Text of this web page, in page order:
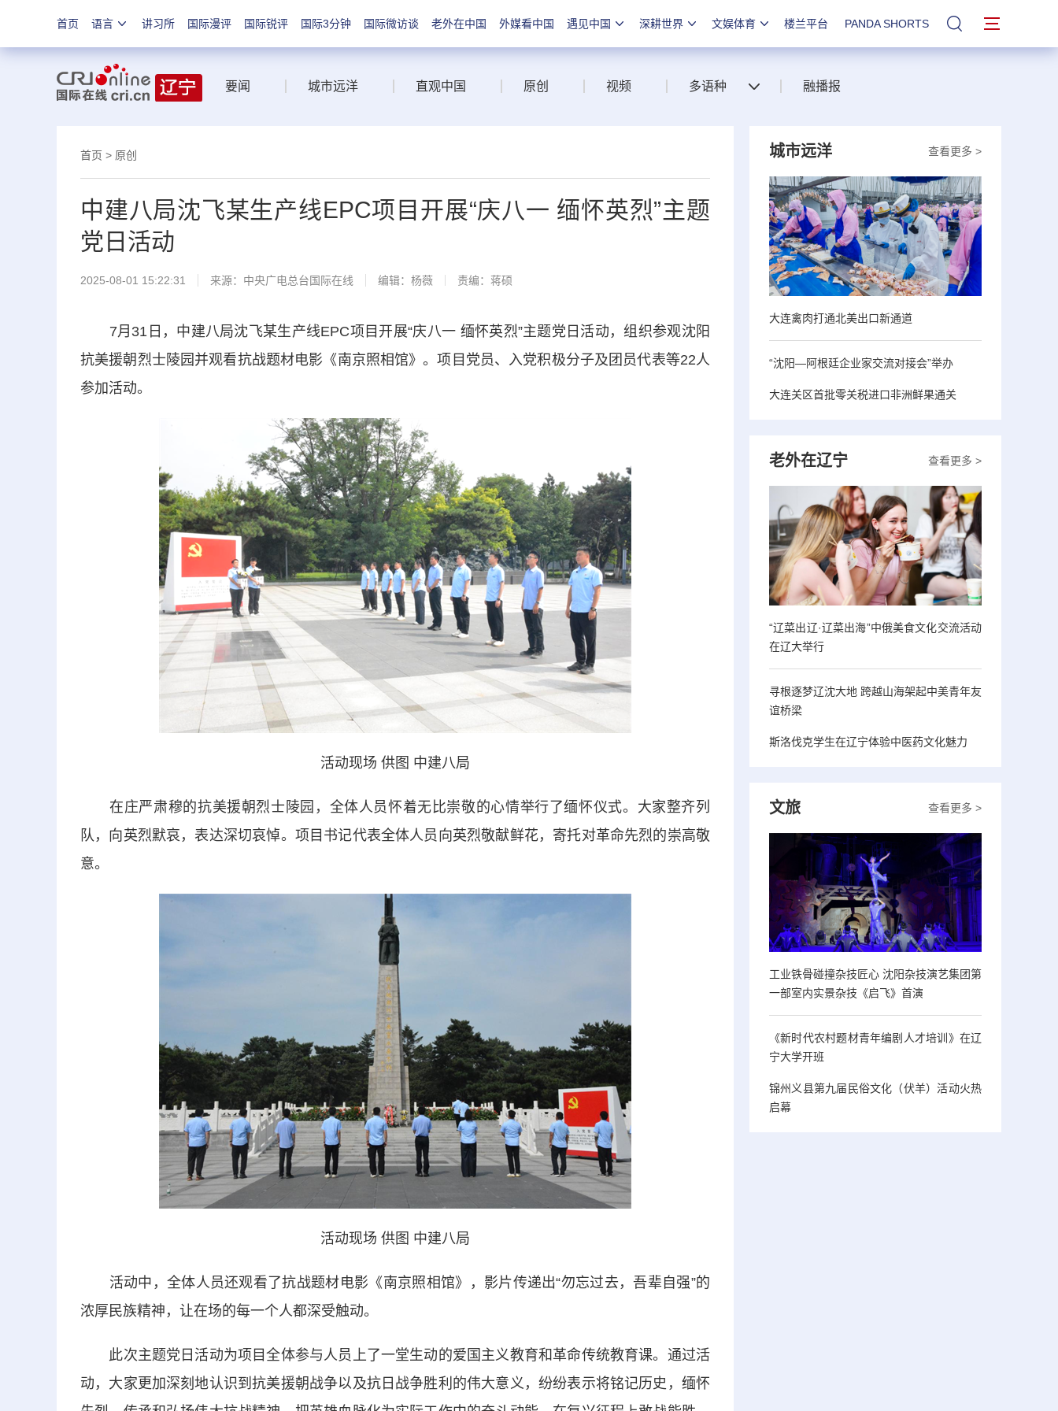
首页 语言 讲习所 国际漫评 国际锐评 国际3分钟 国际微访谈 老外在中国 外媒看中国 遇见中国 深耕世界 文娱体育 楼兰平台 PANDA SHORTS 站内搜索
要闻 城市远洋 直观中国 原创 视频 多语种 融播报
首页 > 原创
中建八局沈飞某生产线EPC项目开展“庆八一 缅怀英烈”主题
党日活动
2025-08-01 15:22:31 来源：中央广电总台国际在线 编辑：杨薇 责编：蒋硕
7月31日，中建八局沈飞某生产线EPC项目开展“庆八一 缅怀英烈”主题党日活动，组织参观沈阳
抗美援朝烈士陵园并观看抗战题材电影《南京照相馆》。项目党员、入党积极分子及团员代表等22人
参加活动。
活动现场 供图 中建八局
在庄严肃穆的抗美援朝烈士陵园，全体人员怀着无比崇敬的心情举行了缅怀仪式。大家整齐列
队，向英烈默哀，表达深切哀悼。项目书记代表全体人员向英烈敬献鲜花，寄托对革命先烈的崇高敬
意。
活动现场 供图 中建八局
活动中，全体人员还观看了抗战题材电影《南京照相馆》，影片传递出“勿忘过去，吾辈自强”的
浓厚民族精神，让在场的每一个人都深受触动。
此次主题党日活动为项目全体参与人员上了一堂生动的爱国主义教育和革命传统教育课。通过活
动，大家更加深刻地认识到抗美援朝战争以及抗日战争胜利的伟大意义，纷纷表示将铭记历史，缅怀
查看更多 >
城市远洋
大连禽肉打通北美出口新通道
“沈阳—阿根廷企业家交流对接会”举办
大连关区首批零关税进口非洲鲜果通关
查看更多 >
老外在辽宁
“辽菜出辽·辽菜出海”中俄美食文化交流活动
在辽大举行
寻根逐梦辽沈大地 跨越山海架起中美青年友
谊桥梁
斯洛伐克学生在辽宁体验中医药文化魅力
查看更多 >
文旅
工业铁骨碰撞杂技匠心 沈阳杂技演艺集团第
一部室内实景杂技《启飞》首演
《新时代农村题材青年编剧人才培训》在辽
宁大学开班
锦州义县第九届民俗文化（伏羊）活动火热
启幕